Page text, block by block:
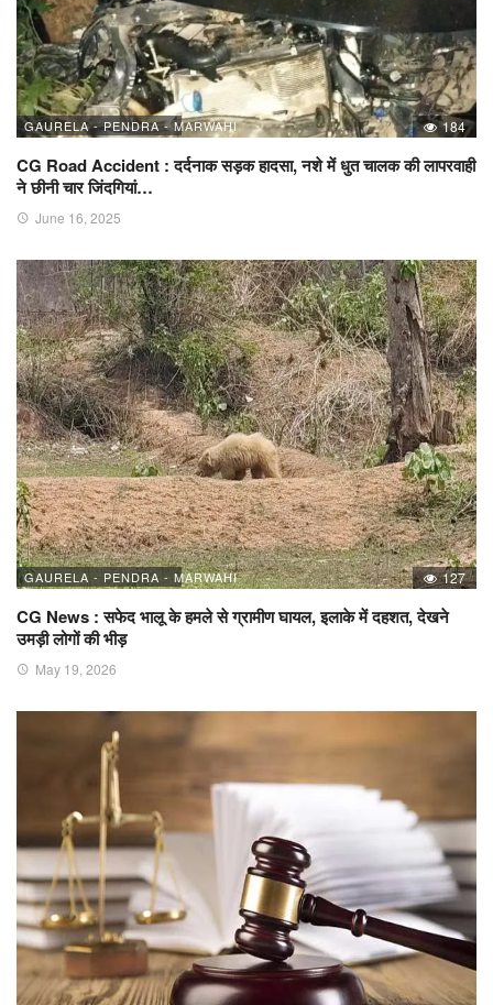
GAURELA - PENDRA - MARWAHI 184
CG Road Accident : दर्दनाक सड़क हादसा, नशे में धुत चालक की लापरवाही
ने छीनी चार जिंदगियां…
June 16, 2025
GAURELA - PENDRA - MARWAHI 127
CG News : सफेद भालू के हमले से ग्रामीण घायल, इलाके में दहशत, देखने
उमड़ी लोगों की भीड़
May 19, 2026